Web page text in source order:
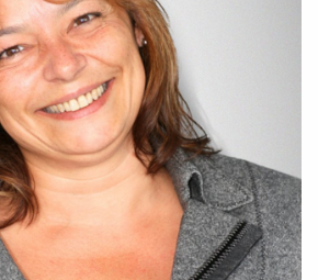
COOKIES
erfassen Informationen anonym.
unsere Besucher unsere Website